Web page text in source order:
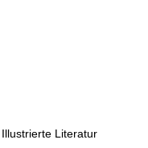
Illustrierte Literatur